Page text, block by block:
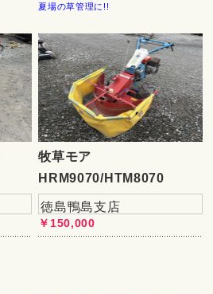
夏場の草管理に!!
牧草モア
HRM9070/HTM8070
徳島鴨島支店
￥150,000